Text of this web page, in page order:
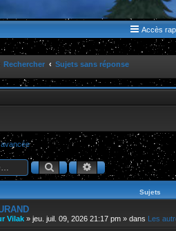
Accès
Rechercher Sujets sans réponse
RechercherRecherche
Sujets
Vilak » jeu. juil. 09, 2026 21:17 pm » dans Les